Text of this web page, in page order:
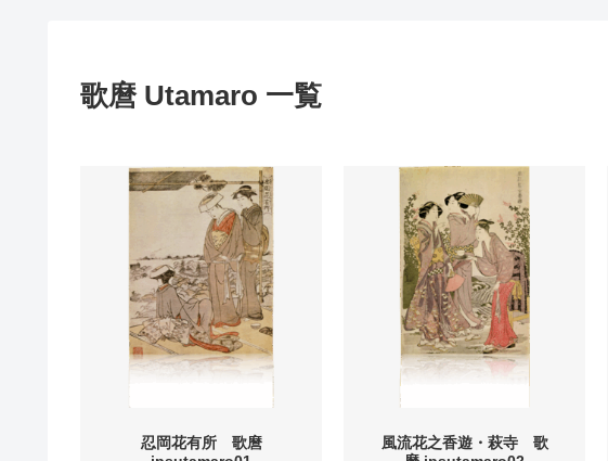
歌麿 Utamaro 一覧
忍岡花有所 歌麿
風流花之香遊・萩寺 歌